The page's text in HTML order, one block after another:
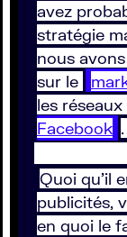
avez
stratégie
nous
sur le
les
Facebook .
Quoi qu’il
publicités,
en quoi le